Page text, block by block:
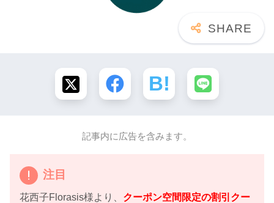
記事内に広告を含みます。
注目
花西子Florasis様より、 クーポン空間限定の割引クー